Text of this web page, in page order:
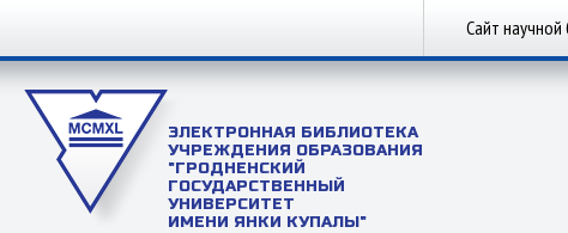
Сайт
ЭЛЕКТРОННАЯ БИБЛИОТЕКА
УЧРЕЖДЕНИЯ ОБРАЗОВАНИЯ
"ГРОДНЕНСКИЙ
ГОСУДАРСТВЕННЫЙ
УНИВЕРСИТЕТ
ИМЕНИ ЯНКИ КУПАЛЫ"